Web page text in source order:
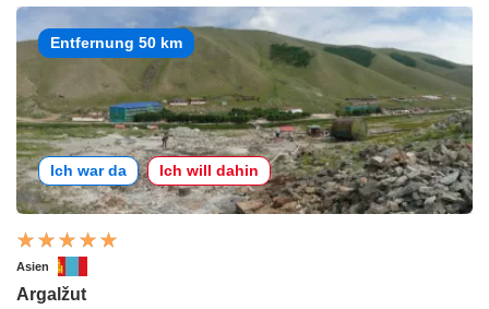
Entfernung 50 km
Ich war da Ich will dahin
Asien
Argalžut